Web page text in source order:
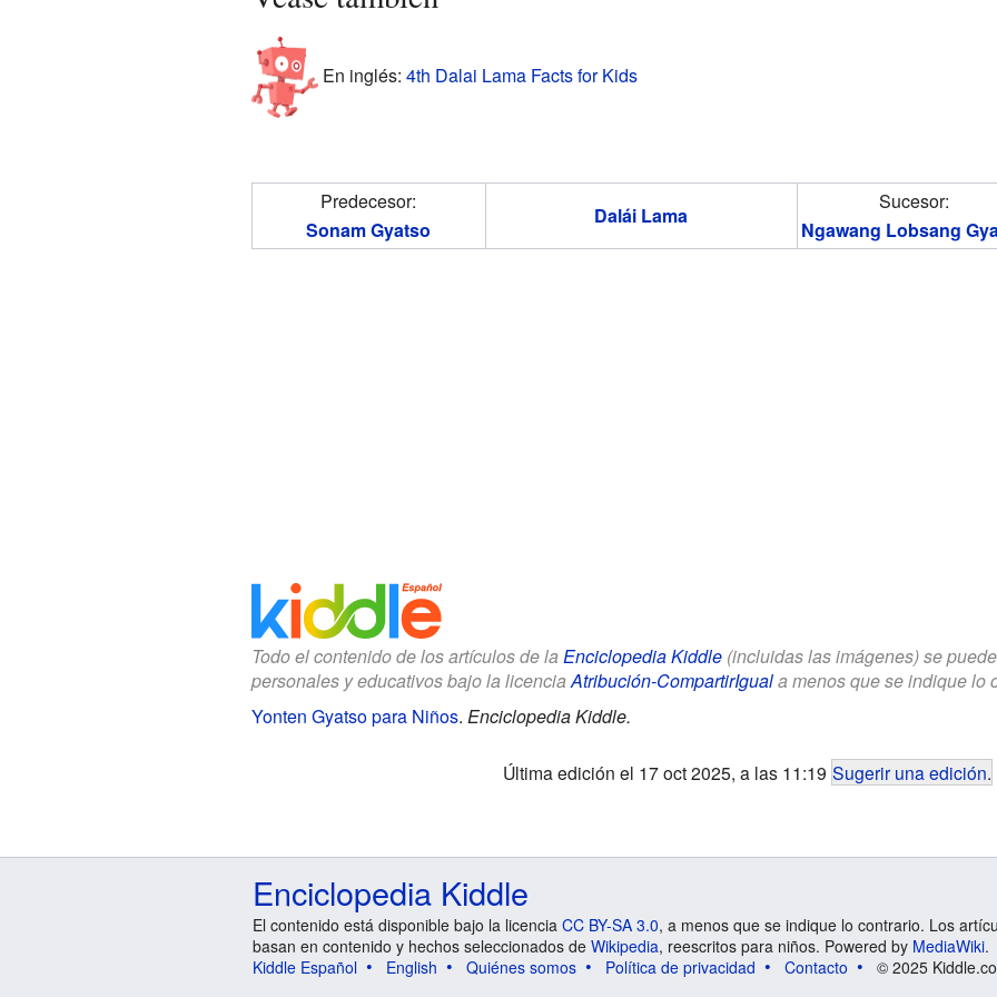
En inglés: 4th Dalai Lama Facts for Kids
Predecesor:
Sonam Gyatso
Dalái Lama
Sucesor:
Ngawang Lobsang
Todo el contenido de los artículos de la Enciclopedia Kiddle(incluidas las imágenes) se
personales y educativos bajo la licenciaAtribución-CompartirIguala menos que se indique lo
Yonten Gyatso para Niños. Enciclopedia Kiddle.
Última edición el 17 oct 2025, a las 11:19 Sugerir una edición.
Enciclopedia Kiddle
El contenido está disponible bajo la licencia CC BY-SA 3.0, a menos que se indique lo contrario. Los
basan en contenido y hechos seleccionados de Wikipedia, reescritos para niños. Powered by MediaWiki.
Kiddle Español
English Quiénes somos Política de privacidad Contacto © 2025 Kiddle.co